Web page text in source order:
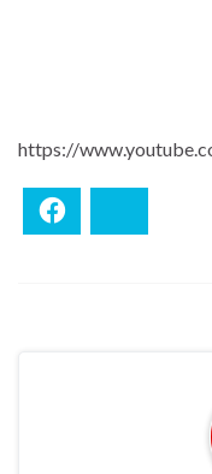
https://